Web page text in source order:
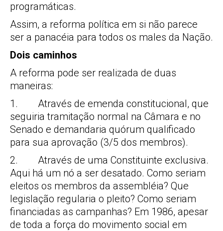
programáticas.
Assim, a reforma política em si não parece
ser a panacéia para todos os males da Nação.
Dois caminhos
A reforma pode ser realizada de duas
maneiras:
1. Através de emenda constitucional, que
seguiria tramitação normal na Câmara e no
Senado e demandaria quórum qualificado
para sua aprovação (3/5 dos membros).
2. Através de uma Constituinte exclusiva.
Aqui há um nó a ser desatado. Como seriam
eleitos os membros da assembléia? Que
legislação regularia o pleito? Como seriam
financiadas as campanhas? Em 1986, apesar
de toda a força do movimento social em